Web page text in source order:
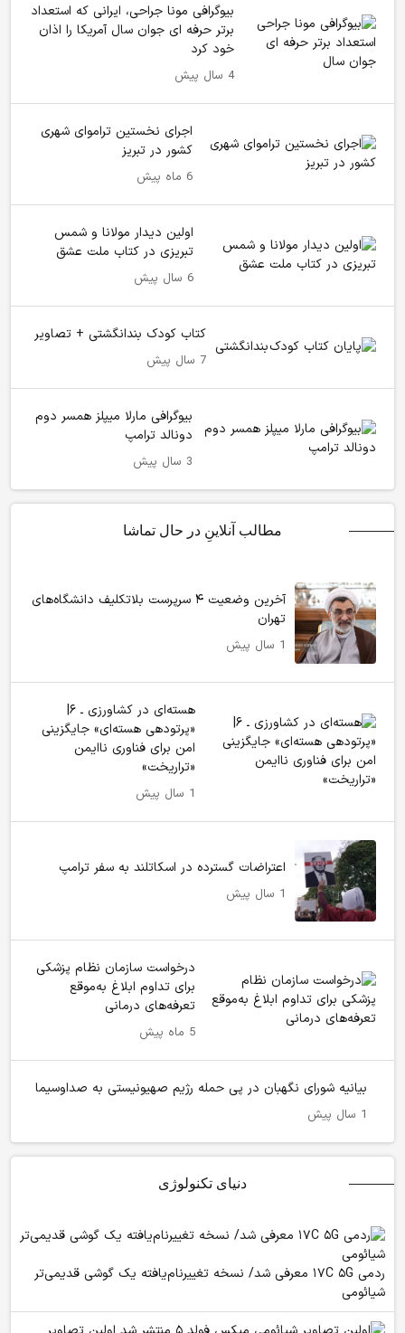
بیوگرافی مونا جراحی، ایرانی که استعداد
برتر حرفه ای جوان سال آمریکا را اذان
خود کرد
4 سال پیش
اجرای نخستین تراموای شهری
کشور در تبریز
6 ماه پیش
اولین دیدار مولانا و شمس
تبریزی در کتاب ملت عشق
6 سال پیش
کتاب کودک بندانگشتی + تصاویر
7 سال پیش
بیوگرافی مارلا میپلز همسر دوم
دونالد ترامپ
3 سال پیش
مطالب آنلاینِ در حال تماشا
آخرین وضعیت ۴ سرپرست بلاتکلیف دانشگاه‌های
تهران
1 سال پیش
هسته‌ای در کشاورزی ـ ۶|
«پرتودهی هسته‌ای» جایگزینی
امن برای فناوری ناایمن
«تراریخت»
1 سال پیش
اعتراضات گسترده در اسکاتلند به سفر ترامپ
1 سال پیش
درخواست سازمان نظام پزشکی
برای تداوم ابلاغ به‌موقع
تعرفه‌های درمانی
5 ماه پیش
بیانیه شورای نگهبان در پی حمله رژیم صهیونیستی به صداوسیما
1 سال پیش
دنیای تکنولوژی
ردمی ۱۷C ۵G معرفی شد/ نسخه تغییرنام‌یافته یک گوشی قدیمی‌تر
شیائومی